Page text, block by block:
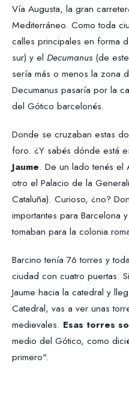
Vía Augusta, la gran
Mediterráneo. Como toda
calles principales en forma
sur) y el Decumanus (de
sería más o menos la zona
Decumanus pasaría por la
del Gótico barcelonés.
Donde se cruzaban estas
foro. ¿Y sabés dónde está
Jaume. De un lado tenés el
otro el Palacio de la
Cataluña). Curioso, ¿no?
importantes para Barcelona
tomaban para la colonia
Barcino tenía 76 torres y
ciudad con cuatro puertas.
Jaume hacia la catedral y
Catedral, vas a ver unas
medievales. Esas torres
medio del Gótico, como
primero".